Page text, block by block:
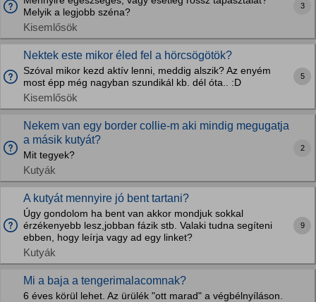
Melyik a legjobb széna?
Kisemlősök
3
Nektek este mikor éled fel a hörcsögötök?
Szóval mikor kezd aktív lenni, meddig alszik? Az enyém
most épp még nagyban szundikál kb. dél óta.. :D
Kisemlősök
5
Nekem van egy border collie-m aki mindig megugatja
a másik kutyát?
Mit tegyek?
Kutyák
2
A kutyát mennyire jó bent tartani?
Úgy gondolom ha bent van akkor mondjuk sokkal
érzékenyebb lesz,jobban fázik stb. Valaki tudna segíteni
ebben, hogy leírja vagy ad egy linket?
Kutyák
9
Mi a baja a tengerimalacomnak?
6 éves körül lehet. Az ürülék "ott marad" a végbélnyíláson.